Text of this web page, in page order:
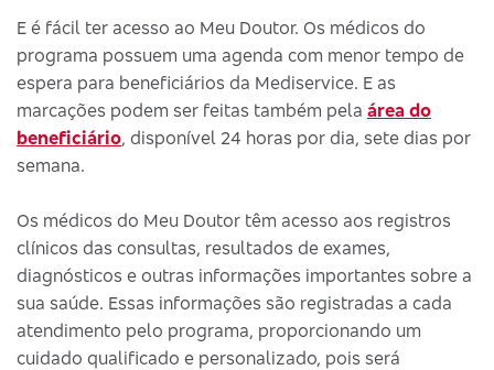
E é fácil ter acesso ao Meu Doutor. Os médicos do
programa possuem uma agenda com menor tempo de
espera para beneficiários da Mediservice. E as
marcações podem ser feitas também pela área do
beneficiário, disponível 24 horas por dia, sete dias por
semana.
Os médicos do Meu Doutor têm acesso aos registros
clínicos das consultas, resultados de exames,
diagnósticos e outras informações importantes sobre a
sua saúde. Essas informações são registradas a cada
atendimento pelo programa, proporcionando um
cuidado qualificado e personalizado, pois será